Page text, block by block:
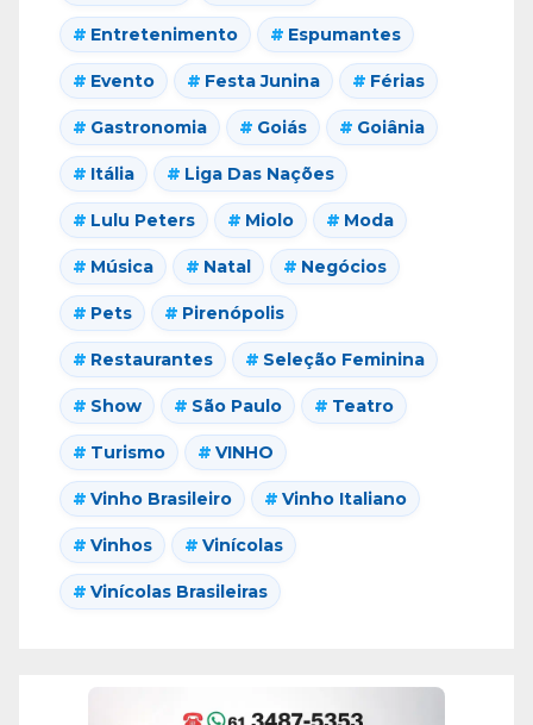
Entretenimento Espumantes
Evento Festa Junina Férias
Gastronomia Goiás Goiânia
Itália Liga Das Nações
Lulu Peters Miolo Moda
Música Natal Negócios
Pets Pirenópolis
Restaurantes Seleção Feminina
Show São Paulo Teatro
Turismo VINHO
Vinho Brasileiro Vinho Italiano
Vinhos Vinícolas
Vinícolas Brasileiras